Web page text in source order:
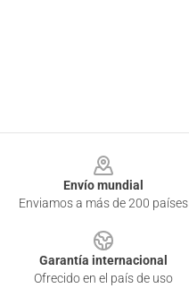
Envío mundial
Enviamos a más de 200 países
Garantía internacional
Ofrecido en el país de uso